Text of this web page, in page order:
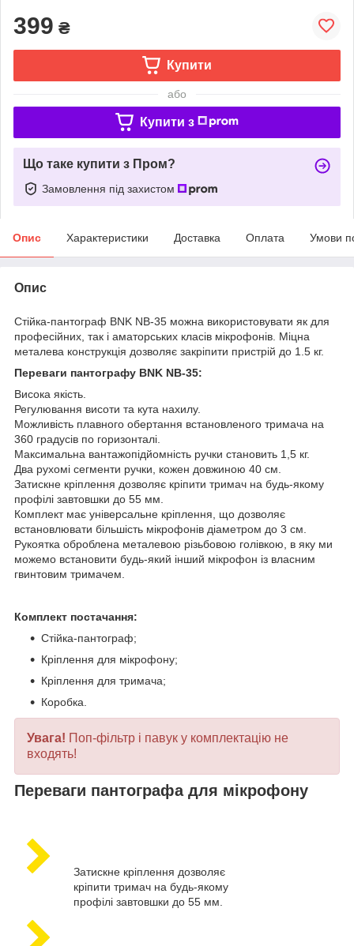
399 ₴
Купити
або
Купити з
Що таке купити з Пром?
Замовлення під захистом
Опис Характеристики Доставка Оплата Умови
Опис
Стійка-пантограф BNK NB-35 можна використовувати як для
професійних, так і аматорських класів мікрофонів. Міцна
металева конструкція дозволяє закріпити пристрій до 1.5 кг.
Переваги пантографу BNK NB-35:
Висока якість.
Регулювання висоти та кута нахилу.
Можливість плавного обертання встановленого тримача на
360 градусів по горизонталі.
Максимальна вантажопідйомність ручки становить 1,5 кг.
Два рухомі сегменти ручки, кожен довжиною 40 см.
Затискне кріплення дозволяє кріпити тримач на будь-якому
профілі завтовшки до 55 мм.
Комплект має універсальне кріплення, що дозволяє
встановлювати більшість мікрофонів діаметром до 3 см.
Рукоятка оброблена металевою різьбовою голівкою, в яку ми
можемо встановити будь-який інший мікрофон із власним
гвинтовим тримачем.
Комплект постачання:
Стійка-пантограф;
Кріплення для мікрофону;
Кріплення для тримача;
Коробка.
Увага! Поп-фільтр і павук у комплектацію не
входять!
Переваги пантографа для мікрофону
Затискне кріплення дозволяє
кріпити тримач на будь-якому
профілі завтовшки до 55 мм.